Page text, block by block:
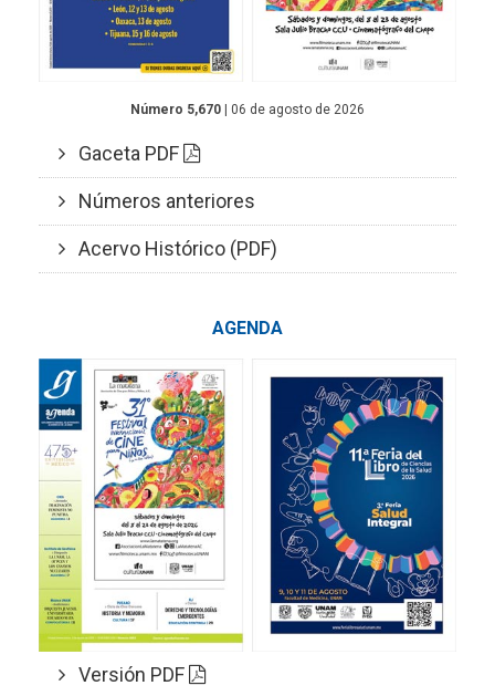
Número 5,670 | 06 de agosto de 2026
Gaceta PDF
Números anteriores
Acervo Histórico (PDF)
AGENDA
Versión PDF